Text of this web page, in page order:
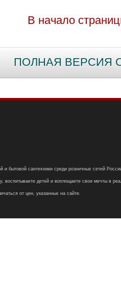
В начало
ПОЛНАЯ ВЕРСИЯ
и бытовой сантехники среди розничных сетей
воспитываете детей и воплощаете свои мечты в
от цен, указанных на сайте.